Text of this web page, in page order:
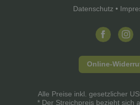
Datenschutz •
Online-
Alle Preise inkl. gesetzlicher
* Der Streichpreis bezieht sich